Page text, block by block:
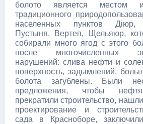
болото является местом
традиционного
населенных пунктов Діюр,
Пустыня, Вертеп, Щельяюр,
собирали много ягод с этого
после многочисленных
нарушений: слива нефти и
поверхность, задымлений,
болота загублены. Были
предложения, чтобы
прекратили строительство,
проектирование и
сада в Красноборе,